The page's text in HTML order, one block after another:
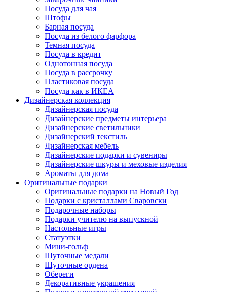
Посуда для чая
Штофы
Барная посуда
Посуда из белого фарфора
Темная посуда
Посуда в кредит
Однотонная посуда
Посуда в рассрочку
Пластиковая посуда
Посуда как в ИКЕА
Дизайнерская коллекция
Дизайнерская посуда
Дизайнерские предметы интерьера
Дизайнерские светильники
Дизайнерский текстиль
Дизайнерская мебель
Дизайнерские подарки и сувениры
Дизайнерские шкуры и меховые изделия
Ароматы для дома
Оригинальные подарки
Оригинальные подарки на Новый Год
Подарки с кристаллами Сваровски
Подарочные наборы
Подарки учителю на выпускной
Настольные игры
Статуэтки
Мини-гольф
Шуточные медали
Шуточные ордена
Обереги
Декоративные украшения